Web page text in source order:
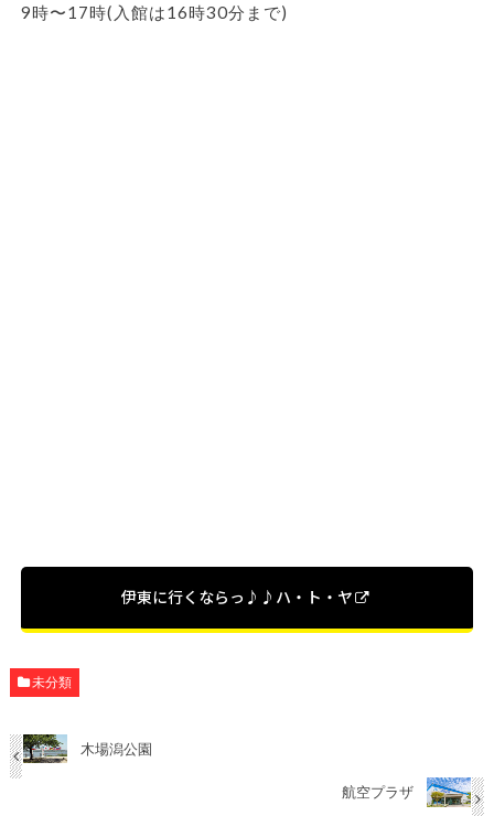
9時〜17時(入館は16時30分まで)
伊東に行くならっ♪♪ハ・ト・ヤ
未分類
木場潟公園
航空プラザ